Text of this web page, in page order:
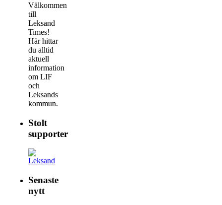
Välkommen
till
Leksand
Times!
Här hittar
du alltid
aktuell
information
om LIF
och
Leksands
kommun.
Stolt
supporter
Senaste
nytt